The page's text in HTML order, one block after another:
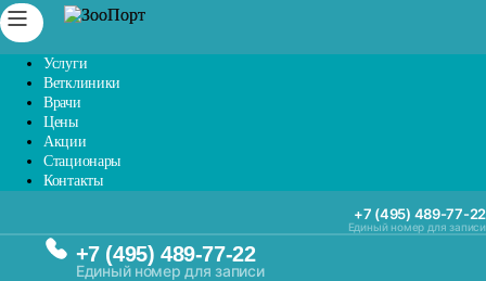
Услуги
Ветклиники
Врачи
Цены
Акции
Стационары
Контакты
+7 (495) 489-77-22
Единый номер для записи
+7 (495) 489-77-22
Единый номер для записи